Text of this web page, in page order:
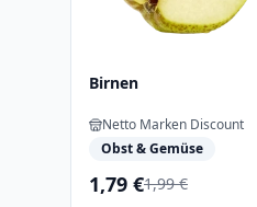
Birnen
Netto Marken Discount
Obst & Gemüse
1,79 €1,99 €